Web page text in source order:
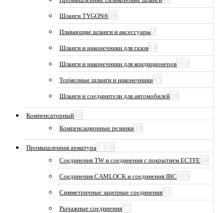
Шланги TYGON®26
Плавающие шланги и аксессуары2
Шланги и наконечники для газов 14
Шланги и наконечники для кондиционеров 102
Тормозные шланги и наконечники45
Шланги и соединители для автомобилей 16
Компенсаторный 18
Компенсационные резинки 18
Промышленная арматура 1 338
Соединения TW и соединения с покрытием ECTFE34
Соединения CAMLOCK и соединения IBC 103
Симметричные зацепные соединения91
Рычажные соединения77